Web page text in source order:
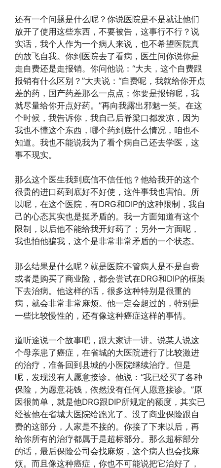
还有一个问题是什么呢？你说医院是不是就让他们
放开了使用这些东西，不要被告，这事行不行？说
实话，我个人作为一个病人来说，也不希望医院真
的放飞自我。你到医院去了看病，医生问你说你是
走自费还是走报销。你问他说：“大夫，这个自费跟
报销有什么区别？”大夫说：“自费呢，我就给你开点
差的药，国产药差那么一点点；你要是报销呢，我
就尽量给你开点好药。”再向我露出邪魅一笑。在这
个时候，我告诉你，我自己后脊梁口都发凉，因为
我也不懂这个东西，哪个药到底什么情况，咱也不
知道。我也不能说我为了看个病自己还去学医，这
事不现实。
那么这个医生我到底信不信任他？他给我开的这个
很贵的进口药到底好不好使，这件事我也害怕。所
以呢，在这个医院，有DRG和DIP的这种限制，我自
己的心态其实也是挺矛盾的。我一方面知道有这个
限制，以后他不能给我开好药了；另外一方面呢，
我也怕他骗我，这个是非常非常矛盾的一个状态。
那么结果是什么呢？就是医院不管病人是不是自费
或者是购买了商业险，都会尝试在DRG和DIP的框架
下去治病。他这样的话，很多这种特别是很重的
病，就会非常非常麻烦。他一定会超过的，特别是
一些比较慢性的，还有像这种癌症这样的事情。
道听途说一个故事吧，跟大家讲一讲。说某人说这
个母亲患了癌症，在省城的大医院进行了比较激进
的治疗，准备回到县城的小医院继续治疗。但是
呢，发现没有人愿意接诊。他说：“我已经买了各种
保险，为愿意花钱，依然没有任何人愿意接诊。”原
因很简单，就是他DRG跟DIP所规定的额度，其实已
经被他在省城大医院给跑光了。没了商业保险跟自
费的这部分，人家是不接的。你接了下来以后，再
给你所有的治疗都属于是超标部分。那么超标部分
的话，最后保险公司会找麻烦，这个病人也会找麻
烦。而且像这种癌症，你也不可能说把它治好了，